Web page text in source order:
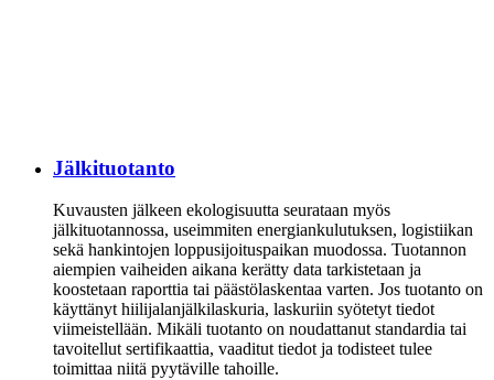
Jälkituotanto
Kuvausten jälkeen ekologisuutta seurataan myös
jälkituotannossa, useimmiten energiankulutuksen, logistiikan
sekä hankintojen loppusijoituspaikan muodossa. Tuotannon
aiempien vaiheiden aikana kerätty data tarkistetaan ja
koostetaan raporttia tai päästölaskentaa varten. Jos tuotanto on
käyttänyt hiilijalanjälkilaskuria, laskuriin syötetyt tiedot
viimeistellään. Mikäli tuotanto on noudattanut standardia tai
tavoitellut sertifikaattia, vaaditut tiedot ja todisteet tulee
toimittaa niitä pyytäville tahoille.